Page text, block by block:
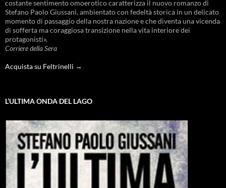
costante sentimento omoerotico caratterizza il nuovo romanzo di
Stefano Paolo Giussani, ambientato con fedeltà storica in un delicato
momento di passaggio della nostra nazione e che diventa una vicenda
di sofferta ma coraggiosa transizione nella vita interiore dei
protagonisti».
Corriere della Sera
Acquista su Feltrinelli →
L’ULTIMA ONDA DEL LAGO